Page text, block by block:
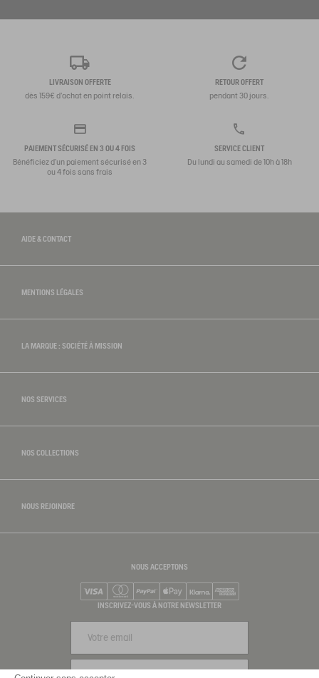
LIVRAISON OFFERTE
dès 159€ d'achat en point relais.
RETOUR OFFERT
pendant 30 jours.
PAIEMENT SÉCURISÉ EN 3 OU 4 FOIS
Bénéficiez d'un paiement sécurisé en 3
ou 4 fois sans frais
SERVICE CLIENT
Du lundi au samedi de 10h à 18h
AIDE & CONTACT
MENTIONS LÉGALES
LA MARQUE : SOCIÉTÉ À MISSION
NOS SERVICES
NOS COLLECTIONS
NOUS REJOINDRE
NOUS ACCEPTONS
Visa Mastercard
PayPalApple PayKlarna
INSCRIVEZ-VOUS À NOTRE NEWSLETTER